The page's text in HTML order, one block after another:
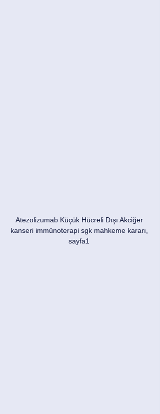
Atezolizumab Küçük Hücreli Dışı Akciğer
kanseri immünoterapi sgk mahkeme kararı,
sayfa1